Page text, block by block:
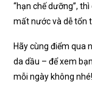
“hạn chế dưỡng”,
mất nước và dễ tổn
Hãy cùng điểm qua
da dầu – để xem
mỗi ngày không nhé!